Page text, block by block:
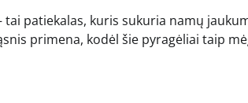
tai patiekalas, kuris sukuria namų
primena, kodėl šie pyragėliai taip